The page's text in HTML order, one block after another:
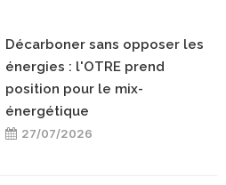
Décarboner sans opposer les
énergies : l'OTRE prend
position pour le mix-
énergétique
27/07/2026